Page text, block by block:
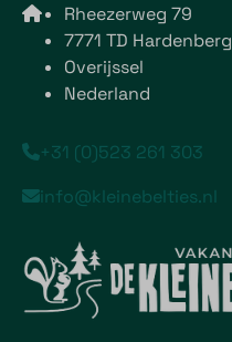
Rheezerweg 79
7771 TD Hardenberg
Overijssel
Nederland
+31 (0)523 261 303
info@kleinebelties.nl